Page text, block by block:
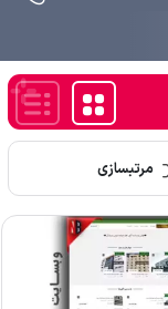
مرتبسازی